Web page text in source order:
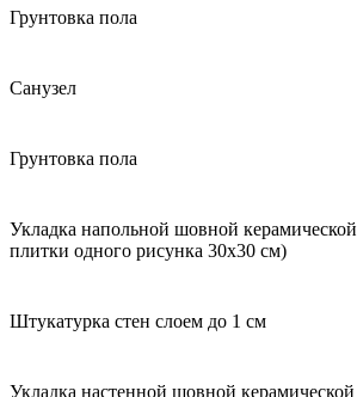
Грунтовка пола
Санузел
Грунтовка пола
Укладка напольной шовной керамической
плитки одного рисунка 30х30 см)
Штукатурка стен слоем до 1 см
Укладка настенной шовной керамической